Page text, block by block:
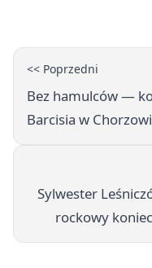
<< Poprzedni
Bez hamulców —
Barcisia w
Sylwester
rockowy